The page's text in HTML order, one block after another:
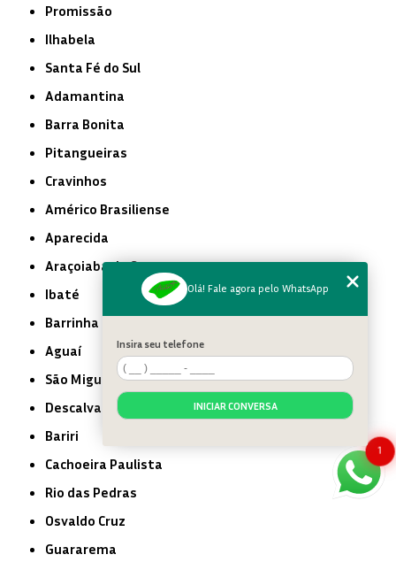
Promissão
Ilhabela
Santa Fé do Sul
Adamantina
Barra Bonita
Pitangueiras
Cravinhos
Américo Brasiliense
Aparecida
Araçoiaba da Serra
Ibaté
Barrinha
Aguaí
São Miguel Arcanjo
Descalvado
Bariri
Cachoeira Paulista
Rio das Pedras
Osvaldo Cruz
Guararema
1
Olá! Fale agora pelo WhatsApp
Insira seu telefone
INICIAR CONVERSA